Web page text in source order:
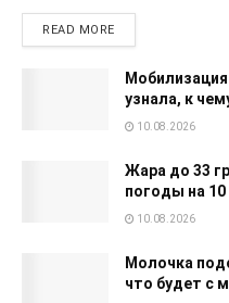
READ MORE
узнала, к
10.08.2026
Жара до 33
погоды на 10
10.08.2026
Молочка
что будет с